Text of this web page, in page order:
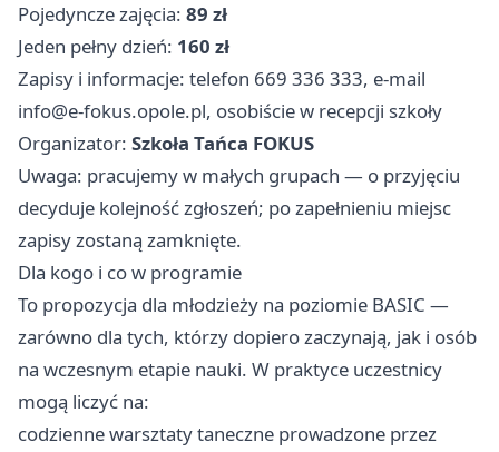
Pojedyncze zajęcia: 89 zł
Jeden pełny dzień: 160 zł
Zapisy i informacje: telefon 669 336 333, e-mail
info@e-fokus.opole.pl, osobiście w recepcji szkoły
Organizator: Szkoła Tańca FOKUS
Uwaga: pracujemy w małych grupach — o przyjęciu
decyduje kolejność zgłoszeń; po zapełnieniu miejsc
zapisy zostaną zamknięte.
Dla kogo i co w programie
To propozycja dla młodzieży na poziomie BASIC —
zarówno dla tych, którzy dopiero zaczynają, jak i osób
na wczesnym etapie nauki. W praktyce uczestnicy
mogą liczyć na:
codzienne warsztaty taneczne prowadzone przez